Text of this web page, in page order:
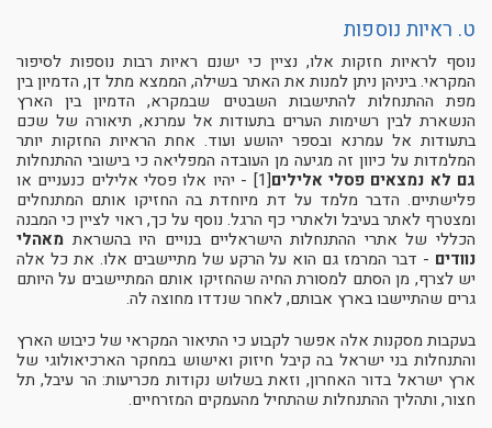
ט. ראיות נוספות
נוסף לראיות חזקות אלו, נציין כי ישנם ראיות רבות נוספות לסיפור
המקראי. ביניהן ניתן למנות את האתר בשילה, הממצא מתל דן, הדמיון בין
מפת ההתנחלות להתישבות השבטים שבמקרא, הדמיון בין הארץ
הנשארת לבין רשימות הערים בתעודות אל עמרנא, תיאורה של שכם
בתעודות אל עמרנא ובספר יהושע ועוד. אחת הראיות החזקות יותר
המלמדות על כיוון זה מגיעה מן העובדה המפליאה כי בישובי ההתנחלות
גם לא נמצאים פסלי אלילים
[1] - יהיו אלו פסלי אלילים כנעניים או
פלישתיים. הדבר מלמד על דת מיוחדת בה החזיקו אותם המתנחלים
ומצטרף לאתר בעיבל ולאתרי כף הרגל. נוסף על כך, ראוי לציין כי המבנה
הכללי של אתרי ההתנחלות הישראליים בנויים היו בהשראת מאהלי
נוודים - דבר המרמז גם הוא על הרקע של מתיישבים אלו. את כל אלה
יש לצרף, מן הסתם למסורת החיה שהחזיקו אותם המתיישבים על היותם
גרים שהתיישבו בארץ אבותם, לאחר שנדדו מחוצה לה.
בעקבות מסקנות אלה אפשר לקבוע כי התיאור המקראי של כיבוש הארץ
והתנחלות בני ישראל בה קיבל חיזוק ואישוש במחקר הארכיאולוגי של
ארץ ישראל בדור האחרון, וזאת בשלוש נקודות מכריעות: הר עיבל, תל
חצור, ותהליך ההתנחלות שהתחיל מהעמקים המזרחיים.